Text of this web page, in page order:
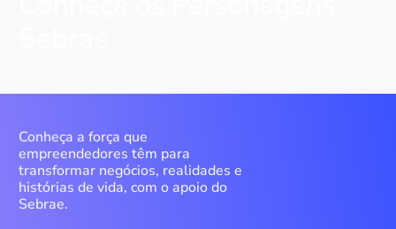
Conheça a força que
empreendedores têm para
transformar negócios, realidades e
histórias de vida, com o apoio do
Sebrae.